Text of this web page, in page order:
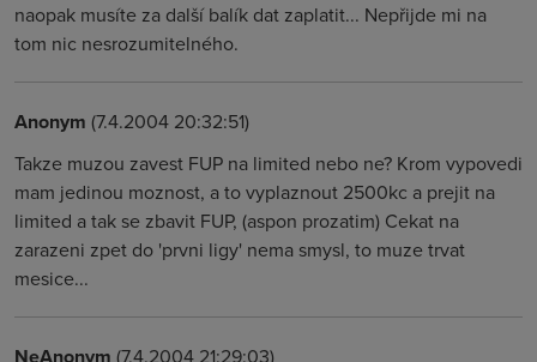
naopak musíte za další balík dat zaplatit... Nepřijde mi na
tom nic nesrozumitelného.
Anonym (7.4.2004 20:32:51)
Takze muzou zavest FUP na limited nebo ne? Krom vypovedi
mam jedinou moznost, a to vyplaznout 2500kc a prejit na
limited a tak se zbavit FUP, (aspon prozatim) Cekat na
zarazeni zpet do 'prvni ligy' nema smysl, to muze trvat
mesice...
(7.4.2004 21:29:03)